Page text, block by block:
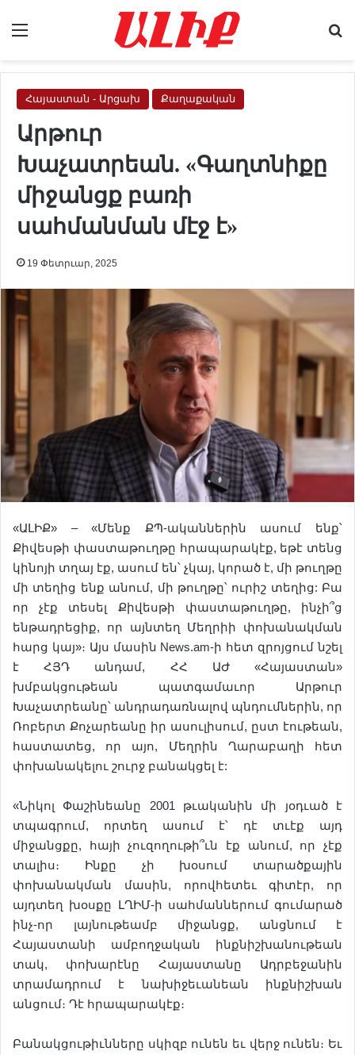
Հայաստան - Արցախ Քաղաքական
Արթուր
Խաչատրեան. «Գաղտնիքը
միջանցք բառի
սահմանման մէջ է»
19 Փետրւար, 2025
«ԱԼԻՔ» – «Մենք ՔՊ-ականներին ասում ենք՝
Քիվեսթի փաստաթուղթը հրապարակէք, եթէ տենց
կինոյի տղայ էք, ասում են՝ չկայ, կորած է, մի թուղթը
մի տեղից ենք անում, մի թուղթը՝ ուրիշ տեղից: Բա
որ չէք տեսել Քիվեսթի փաստաթուղթը, ինչի՞ց
ենթադրեցիք, որ այնտեղ Մեղրիի փոխանակման
հարց կայ»։ Այս մասին News.am-ի հետ զրոյցում նշել
է ՀՅԴ անդամ, ՀՀ ԱԺ «Հայաստան»
խմբակցութեան պատգամաւոր Արթուր
Խաչատրեանը՝ անդրադառնալով պնդումներին, որ
Ռոբերտ Քոչարեանը իր ասուլիսում, ըստ էութեան,
հաստատեց, որ այո, Մեղրին Ղարաբաղի հետ
փոխանակելու շուրջ բանակցել է:
«Նիկոլ Փաշինեանը 2001 թւականին մի յօդւած է
տպագրում, որտեղ ասում է՝ դէ տւէք այդ
միջանցքը, հայի չուզողութի՞ւն էք անում, որ չէք
տալիս։ Ինքը չի խօսում տարածքային
փոխանակման մասին, որովհետեւ գիտէր, որ
այդտեղ խօսքը ԼՂԻՄ-ի սահմաններում գումարած
ինչ-որ լայնութեամբ միջանցք, անցնում է
Հայաստանի ամբողջական ինքնիշխանութեան
տակ, փոխարէնը Հայաստանը Ադրբեջանին
տրամադրում է նախիջեւանեան ինքնիշխան
անցում։ Դէ հրապարակէք։
Բանակցութիւնները սկիզբ ունեն եւ վերջ ունեն։ Եւ